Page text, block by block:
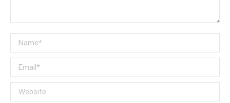
Name *
Email *
Website